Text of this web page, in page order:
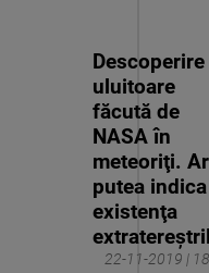
22-11-2019 |
Descoperire
uluitoare
făcută de
NASA în
meteoriţi. Ar
putea indica
existenţa